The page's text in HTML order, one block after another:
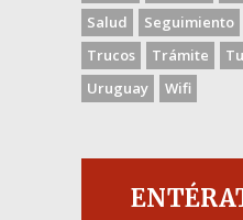
Salud
Seguimiento
Trucos
Trámite
Uruguay
Wifi